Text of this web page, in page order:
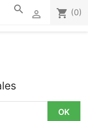
shopping_cart (0)

search